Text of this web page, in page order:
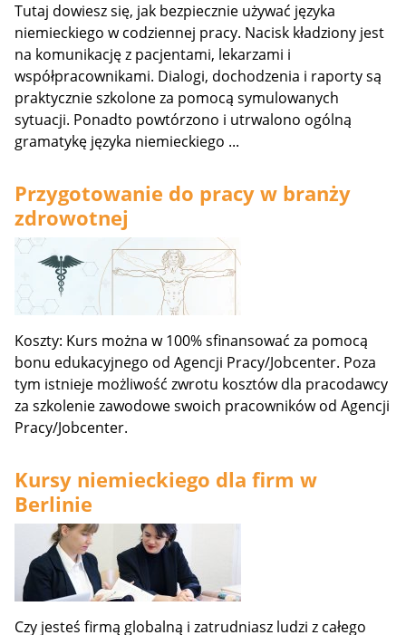
Tutaj dowiesz się, jak bezpiecznie używać języka
niemieckiego w codziennej pracy. Nacisk kładziony jest
na komunikację z pacjentami, lekarzami i
współpracownikami. Dialogi, dochodzenia i raporty są
praktycznie szkolone za pomocą symulowanych
sytuacji. Ponadto powtórzono i utrwalono ogólną
gramatykę języka niemieckiego ...
Przygotowanie do pracy w branży
zdrowotnej
Koszty: Kurs można w 100% sfinansować za pomocą
bonu edukacyjnego od Agencji Pracy/Jobcenter. Poza
tym istnieje możliwość zwrotu kosztów dla pracodawcy
za szkolenie zawodowe swoich pracowników od Agencji
Pracy/Jobcenter.
Kursy niemieckiego dla firm w
Berlinie
Czy jesteś firmą globalną i zatrudniasz ludzi z całego